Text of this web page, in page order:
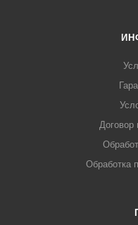
Договор
Обработка